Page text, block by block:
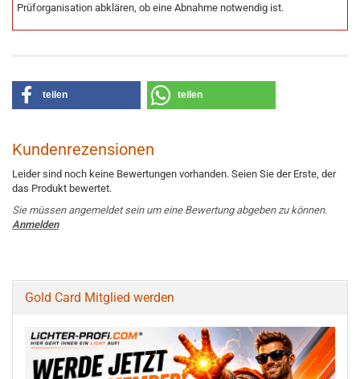
Prüforganisation abklären, ob eine Abnahme notwendig ist.
teilen teilen
Kundenrezensionen
Leider sind noch keine Bewertungen vorhanden. Seien Sie der Erste, der
das Produkt bewertet.
Sie müssen angemeldet sein um eine Bewertung abgeben zu können.
Anmelden
Gold Card Mitglied werden